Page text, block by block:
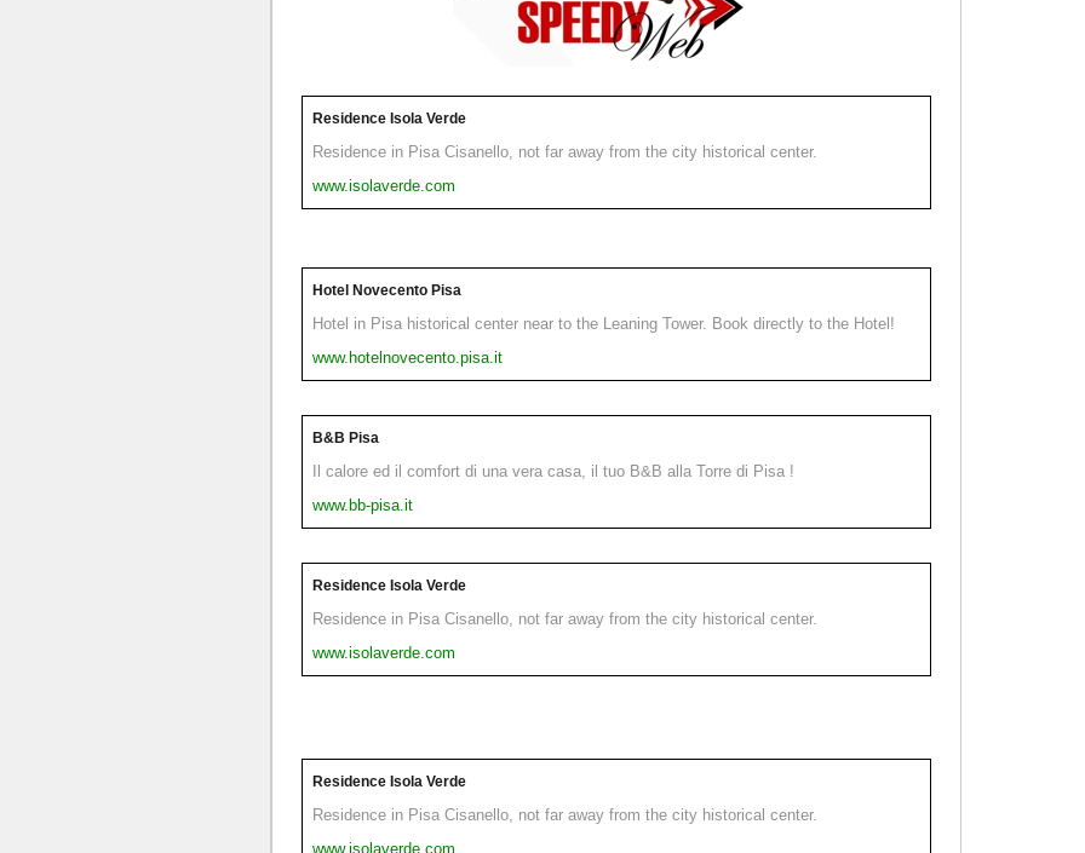
Residence Isola Verde
Residence in Pisa Cisanello, not far away from the city historical center.
www.isolaverde.com
Hotel Novecento Pisa
Hotel in Pisa historical center near to the Leaning Tower. Book directly to the Hotel!
www.hotelnovecento.pisa.it
B&B Pisa
Il calore ed il comfort di una vera casa, il tuo B&B alla Torre di Pisa !
www.bb-pisa.it
Residence Isola Verde
Residence in Pisa Cisanello, not far away from the city historical center.
www.isolaverde.com
Residence Isola Verde
Residence in Pisa Cisanello, not far away from the city historical center.
www.isolaverde.com